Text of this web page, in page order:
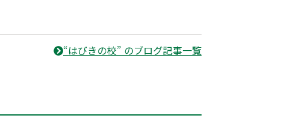
“はびきの校” のブログ記事一覧